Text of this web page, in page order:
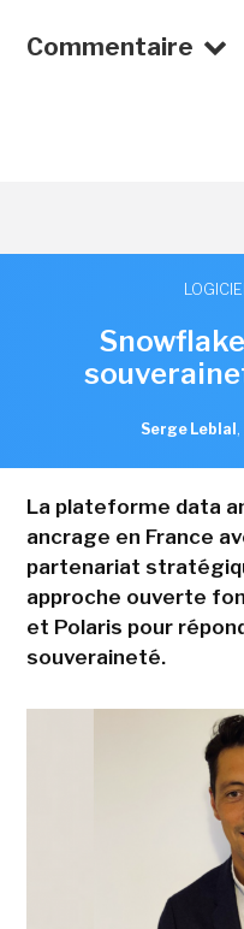
Commentaire
LOGICIEL
Serge Leblal ,
La plateforme data
ancrage en France
partenariat
approche ouverte
et Polaris pour
souveraineté.